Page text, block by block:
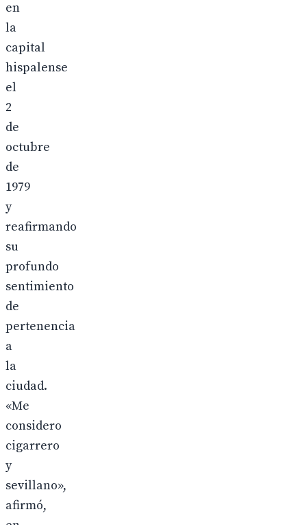
en
la
capital
hispalense
el
2
de
octubre
de
1979
y
reafirmando
su
profundo
sentimiento
de
pertenencia
a
la
ciudad.
«Me
considero
cigarrero
y
sevillano»,
afirmó,